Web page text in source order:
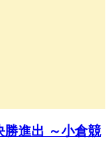
勝進出 ～小倉競